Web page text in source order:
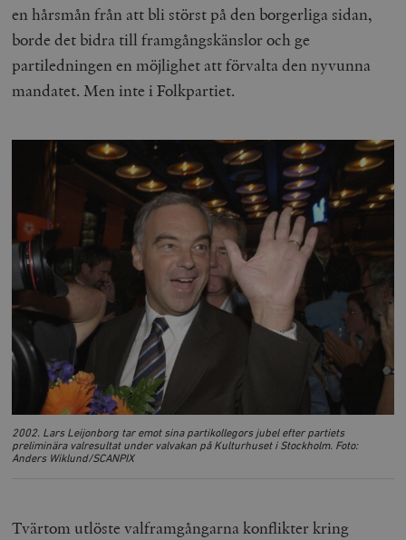
en hårsmån från att bli störst på den borgerliga sidan,
borde det bidra till framgångskänslor och ge
partiledningen en möjlighet att förvalta den nyvunna
mandatet. Men inte i Folkpartiet.
2002. Lars Leijonborg tar emot sina partikollegors jubel efter partiets
preliminära valresultat under valvakan på Kulturhuset i Stockholm. Foto:
Anders Wiklund/SCANPIX
Tvärtom utlöste valframgångarna konflikter kring